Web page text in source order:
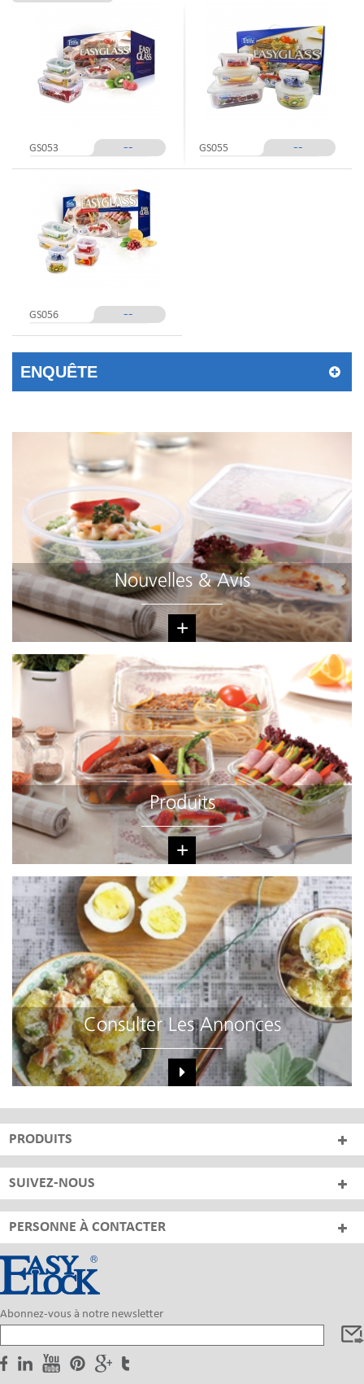
GS053 -- GS055 --
GS056 --
ENQUÊTE
Nouvelles & Avis
+
Produits
+
Consulter Les Annonces
PRODUITS
SUIVEZ-NOUS
PERSONNE À CONTACTER
Abonnez-vous à notre newsletter